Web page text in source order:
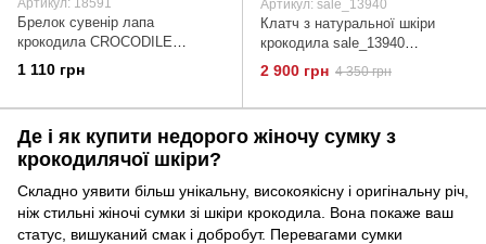
Артикул: 18591
Брелок сувенір лапа
крокодила CROCODILE
LEATHER 18591 з натуральної
шкіри крокодила Чорний
1 110 грн
Артикул: sale_13940
Клатч з натуральної шкіри
крокодила sale_13940
CROCODILE LEATHER
Коричневий
2 900 грн 4 350 грн
Де і як купити недорого жіночу сумку з
крокодилячої шкіри?
Складно уявити більш унікальну, високоякісну і оригінальну річ,
ніж стильні жіночі сумки зі шкіри крокодила. Вона покаже ваш
статус, вишуканий смак і добробут. Перевагами сумки